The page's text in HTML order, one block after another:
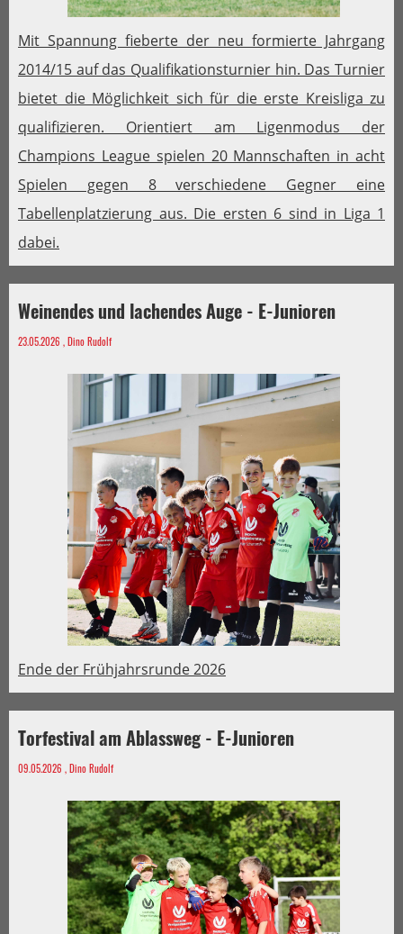
Mit Spannung fieberte der neu formierte Jahrgang
2014/15 auf das Qualifikationsturnier hin. Das Turnier
bietet die Möglichkeit sich für die erste Kreisliga zu
qualifizieren. Orientiert am Ligenmodus der
Champions League spielen 20 Mannschaften in acht
Spielen gegen 8 verschiedene Gegner eine
Tabellenplatzierung aus. Die ersten 6 sind in Liga 1
dabei.
Weinendes und lachendes Auge - E-Junioren
23.05.2026 , Dino Rudolf
Ende der Frühjahrsrunde 2026
Torfestival am Ablassweg - E-Junioren
09.05.2026 , Dino Rudolf